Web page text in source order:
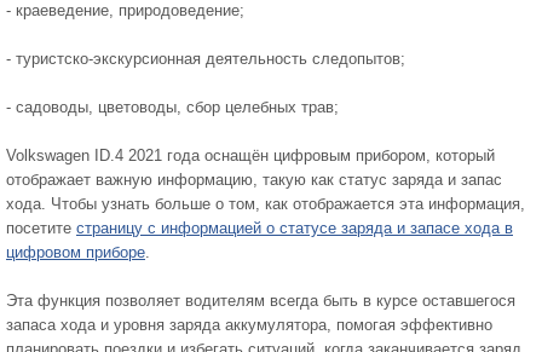
- краеведение, природоведение;
- туристско-экскурсионная деятельность следопытов;
- садоводы, цветоводы, сбор целебных трав;
Volkswagen ID.4 2021 года оснащён цифровым прибором, который
отображает важную информацию, такую как статус заряда и запас
хода. Чтобы узнать больше о том, как отображается эта информация,
посетите страницу с информацией о статусе заряда и запасе хода в
цифровом приборе.
Эта функция позволяет водителям всегда быть в курсе оставшегося
запаса хода и уровня заряда аккумулятора, помогая эффективно